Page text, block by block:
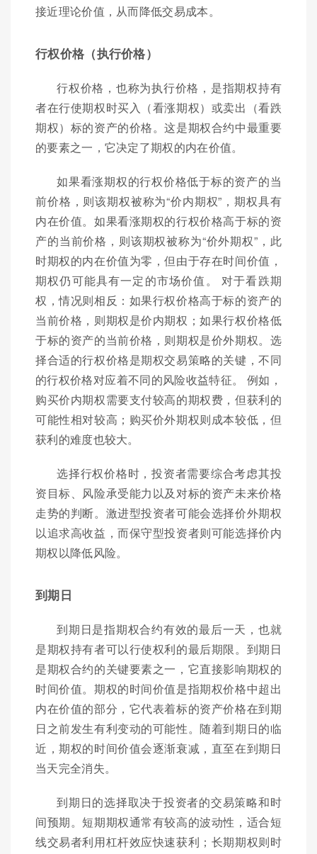
接近理论价值，从而降低交易成本。
行权价格（执行价格）
行权价格，也称为执行价格，是指期权持有
者在行使期权时买入（看涨期权）或卖出（看跌
期权）标的资产的价格。这是期权合约中最重要
的要素之一，它决定了期权的内在价值。
如果看涨期权的行权价格低于标的资产的当
前价格，则该期权被称为“价内期权”，期权具有
内在价值。如果看涨期权的行权价格高于标的资
产的当前价格，则该期权被称为“价外期权”，此
时期权的内在价值为零，但由于存在时间价值，
期权仍可能具有一定的市场价值。 对于看跌期
权，情况则相反：如果行权价格高于标的资产的
当前价格，则期权是价内期权；如果行权价格低
于标的资产的当前价格，则期权是价外期权。选
择合适的行权价格是期权交易策略的关键，不同
的行权价格对应着不同的风险收益特征。 例如，
购买价内期权需要支付较高的期权费，但获利的
可能性相对较高；购买价外期权则成本较低，但
获利的难度也较大。
选择行权价格时，投资者需要综合考虑其投
资目标、风险承受能力以及对标的资产未来价格
走势的判断。激进型投资者可能会选择价外期权
以追求高收益，而保守型投资者则可能选择价内
期权以降低风险。
到期日
到期日是指期权合约有效的最后一天，也就
是期权持有者可以行使权利的最后期限。到期日
是期权合约的关键要素之一，它直接影响期权的
时间价值。期权的时间价值是指期权价格中超出
内在价值的部分，它代表着标的资产价格在到期
日之前发生有利变动的可能性。随着到期日的临
近，期权的时间价值会逐渐衰减，直至在到期日
当天完全消失。
到期日的选择取决于投资者的交易策略和时
间预期。短期期权通常有较高的波动性，适合短
线交易者利用杠杆效应快速获利；长期期权则时